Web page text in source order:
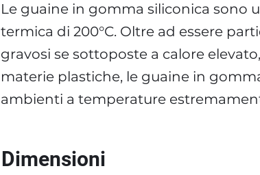
Le guaine in gomma siliconica sono
termica di 200°C. Oltre ad essere
gravosi se sottoposte a calore
materie plastiche, le guaine in
ambienti a temperature
Dimensioni